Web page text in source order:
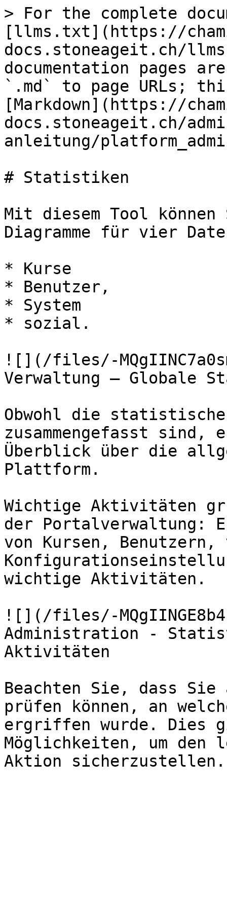
> For the complete
[llms.txt](https://
docs.stoneageit.ch/
documentation pages
`.md` to page URLs;
[Markdown](https://
docs.stoneageit.ch/
anleitung/
# Statistiken
Mit diesem Tool
Diagramme für vier
* Kurse
* Benutzer,
* System
* sozial.
![](/files/-
Verwaltung — Globale
Obwohl die
zusammengefasst
Überblick über die
Plattform.
Wichtige Aktivitäten
der Portalverwaltung:
von Kursen, Benutzern,
wichtige Aktivitäten.
![](/files/-
Administration -
Aktivitäten
Beachten Sie, dass Sie
prüfen können, an
ergriffen wurde. Dies
Möglichkeiten, um den